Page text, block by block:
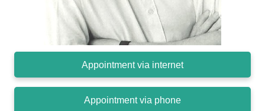
Appointment via internet
Appointment via phone